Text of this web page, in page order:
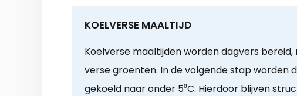
KOELVERSE MAALTIJD
Koelverse maaltijden worden dagvers
verse groenten. In de volgende stap worden
gekoeld naar onder 5⁰C. Hierdoor blijven